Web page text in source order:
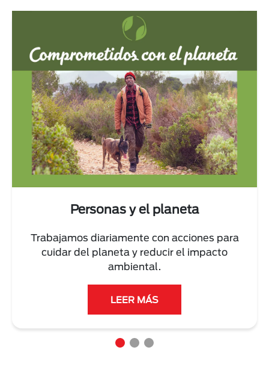
Personas y el planeta
Trabajamos diariamente con acciones para
cuidar del planeta y reducir el impacto
ambiental.
LEER MÁS